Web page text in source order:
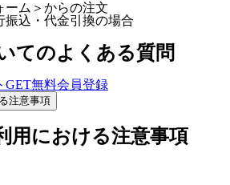
ーム＞からの注文
振込・代金引換の場合
てのよくある質問
GET無料会員登録
注意事項
用における注意事項